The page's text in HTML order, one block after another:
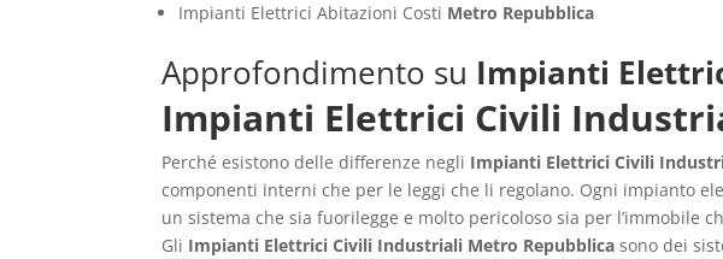
Impianti Elettrici Abitazioni Costi Metro Repubblica
Approfondimento su Impianti
Impianti Elettrici Civili
Perché esistono delle differenze negli Impianti Elettrici Civili
componenti interni che per le leggi che li regolano. Ogni impianto
un sistema che sia fuorilegge e molto pericoloso sia per l’immobile
Gli Impianti Elettrici Civili Industriali Metro Repubblica sono dei